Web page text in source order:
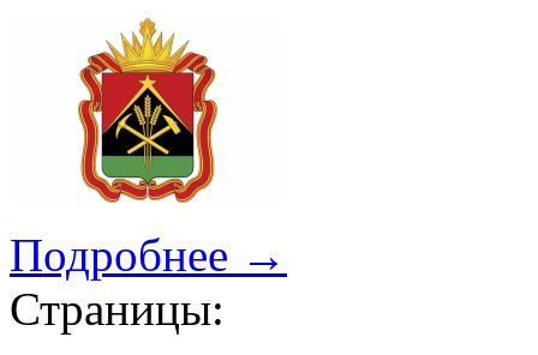
Подробнее →
Страницы: